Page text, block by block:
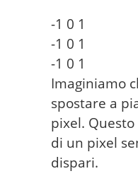
-1 0 1
-1 0 1
-1 0 1
Imaginiamo
spostare a
pixel.
di un pixel
dispari.